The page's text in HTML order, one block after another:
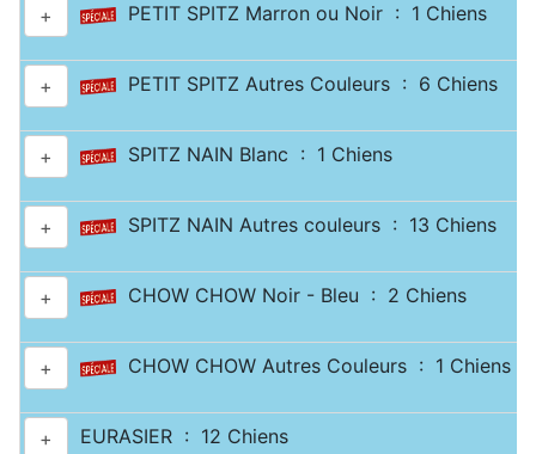
+ PETIT SPITZ Marron ou Noir : 1 Chiens
+ PETIT SPITZ Autres Couleurs : 6 Chiens
+ SPITZ NAIN Blanc : 1 Chiens
+ SPITZ NAIN Autres couleurs : 13 Chiens
+ CHOW CHOW Noir - Bleu : 2 Chiens
+ CHOW CHOW Autres Couleurs : 1 Chiens
+ EURASIER : 12 Chiens